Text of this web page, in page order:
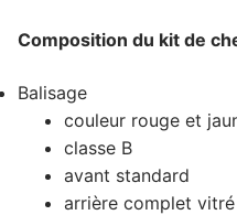
Composition du kit de
Balisage
couleur rouge et
classe B
avant standard
arrière complet vitré